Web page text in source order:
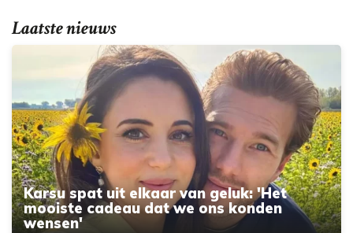
Laatste nieuws
Karsu spat uit elkaar van geluk: 'Het
mooiste cadeau dat we ons konden
wensen'